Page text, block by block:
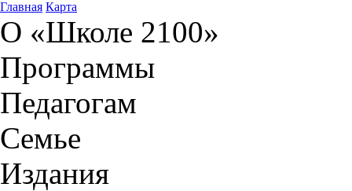
Главная Карта
О «Школе 2100»
Программы
Педагогам
Семье
Издания